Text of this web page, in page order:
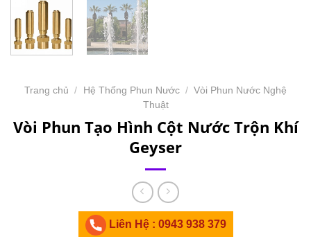
Trang chủ / Hệ Thống Phun Nước / Vòi Phun Nước Nghệ
Thuật
Vòi Phun Tạo Hình Cột Nước Trộn Khí
Geyser
Liên Hệ : 0943 938 379